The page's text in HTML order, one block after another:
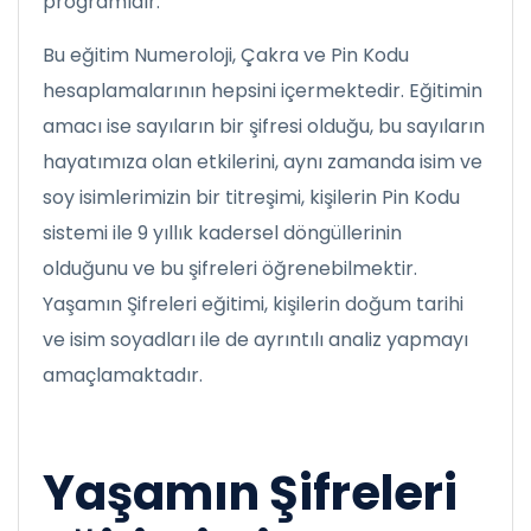
Bu eğitim Numeroloji, Çakra ve Pin Kodu
hesaplamalarının hepsini içermektedir. Eğitimin
amacı ise sayıların bir şifresi olduğu, bu sayıların
hayatımıza olan etkilerini, aynı zamanda isim ve
soy isimlerimizin bir titreşimi, kişilerin Pin Kodu
sistemi ile 9 yıllık kadersel döngüllerinin
olduğunu ve bu şifreleri öğrenebilmektir.
Yaşamın Şifreleri eğitimi, kişilerin doğum tarihi
ve isim soyadları ile de ayrıntılı analiz yapmayı
amaçlamaktadır.
Yaşamın Şifreleri